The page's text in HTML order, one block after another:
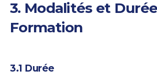
3. Modalités et
Formation
3.1 Durée